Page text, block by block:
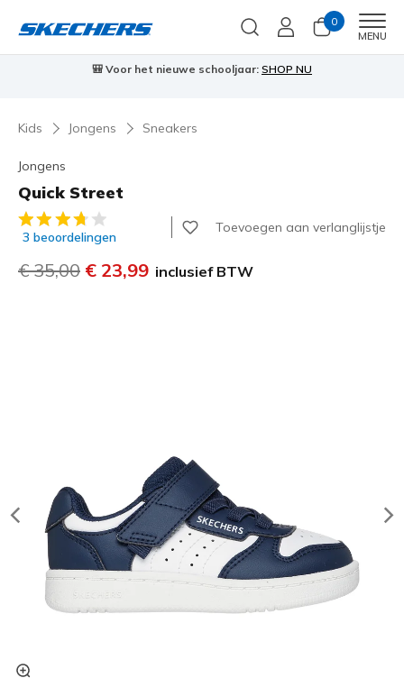
0
MENU
Skechers VIP:45 dagen retourrecht voor ledenMeld je aan
Kids Jongens Sneakers
Jongens
Quick Street
3,9 van de 5 klantbeoordelingen
3 beoordelingen
Toevoegen aan verlanglijstje
Prijs verlaagd van
€ 35,00 naar
€ 23,99 inclusief BTW